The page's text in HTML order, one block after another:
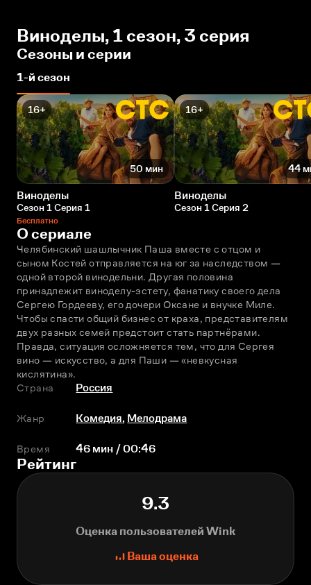
Виноделы, 1 сезон, 3 серия
Сезоны и серии
1-й сезон
16+
50 мин
Виноделы
Сезон 1 Серия 1
Бесплатно
16+
44
Виноделы
Сезон 1 Серия 2
О сериале
Челябинский шашлычник Паша вместе с отцом и
сыном Костей отправляется на юг за наследством —
одной второй винодельни. Другая половина
принадлежит виноделу-эстету, фанатику своего дела
Сергею Гордееву, его дочери Оксане и внучке Миле.
Чтобы спасти общий бизнес от краха, представителям
двух разных семей предстоит стать партнёрами.
Правда, ситуация осложняется тем, что для Сергея
вино — искусство, а для Паши — «невкусная
кислятина».
Страна
Россия
Жанр Комедия, Мелодрама
Время 46 мин / 00:46
Рейтинг
9.3
Оценка пользователей Wink
Ваша оценка